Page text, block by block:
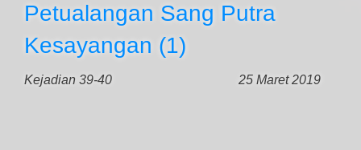
Petualangan Sang Putra
Kesayangan (1)
Kejadian 39-40 25 Maret 2019